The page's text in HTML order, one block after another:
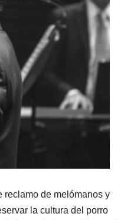
reclamo de melómanos y
la cultura del porro